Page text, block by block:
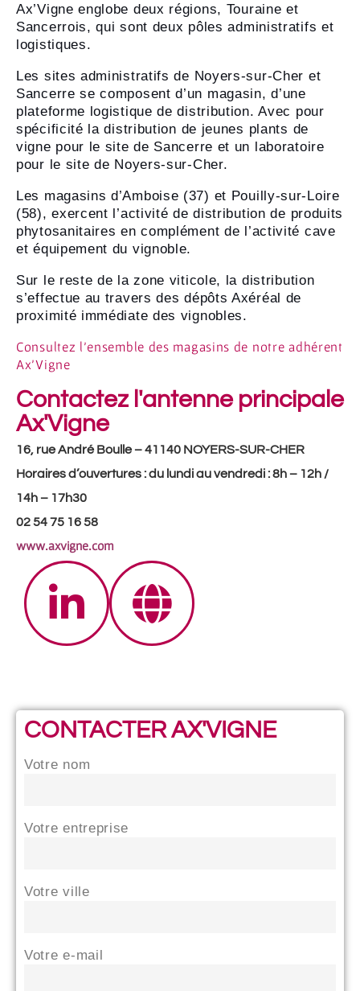
Ax’Vigne englobe deux régions, Touraine et
Sancerrois, qui sont deux pôles administratifs et
logistiques.
Les sites administratifs de Noyers-sur-Cher et
Sancerre se composent d’un magasin, d’une
plateforme logistique de distribution. Avec pour
spécificité la distribution de jeunes plants de
vigne pour le site de Sancerre et un laboratoire
pour le site de Noyers-sur-Cher.
Les magasins d’Amboise (37) et Pouilly-sur-Loire
(58), exercent l’activité de distribution de produits
phytosanitaires en complément de l’activité cave
et équipement du vignoble.
Sur le reste de la zone viticole, la distribution
s’effectue au travers des dépôts Axéréal de
proximité immédiate des vignobles.
Consultez l’ensemble des magasins de notre adhérent
Ax’Vigne
Contactez l'antenne principale
Ax'Vigne
16, rue André Boulle – 41140 NOYERS-SUR-CHER
Horaires d’ouvertures :du lundi au vendredi : 8h – 12h /
14h – 17h30
02 54 75 16 58
www.axvigne.com
CONTACTER AX'VIGNE
Votre nom
Votre entreprise
Votre ville
Votre e-mail